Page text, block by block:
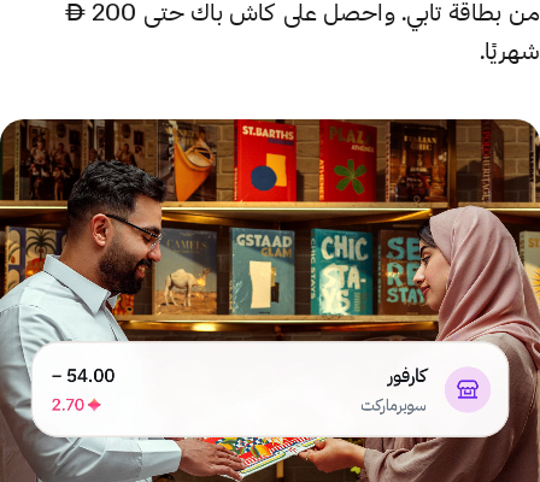
من بطاقة تابي. واحصل على كاش باك حتى 200 AED
شهريًا.